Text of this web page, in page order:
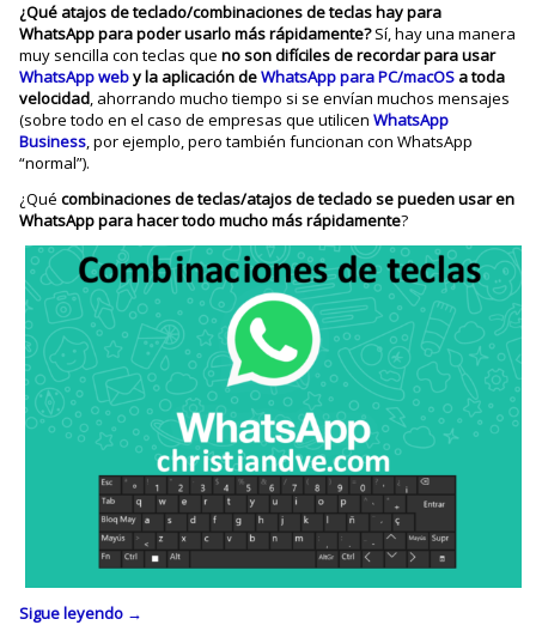
¿Qué atajos de teclado/combinaciones de teclas hay para
WhatsApp para poder usarlo más rápidamente?Sí, hay una manera
muy sencilla con teclas queno son difíciles de recordar para usar
WhatsApp weby la aplicación deWhatsApp para PC/macOS a toda
velocidad, ahorrando mucho tiempo si se envían muchos mensajes
(sobre todo en el caso de empresas que utilicenWhatsApp
Business, por ejemplo, pero también funcionan con WhatsApp
“normal”).
¿Quécombinaciones de teclas/atajos de teclado se pueden usar en
WhatsApp para hacer todo mucho más rápidamente?
Sigue leyendo →